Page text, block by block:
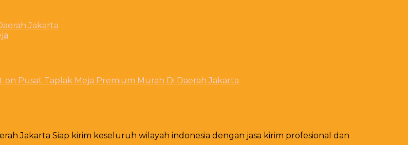
Jakarta
on Pusat Taplak Meja Premium Murah Di Daerah Jakarta
Jakarta Siap kirim keseluruh wilayah indonesia dengan jasa kirim profesional dan